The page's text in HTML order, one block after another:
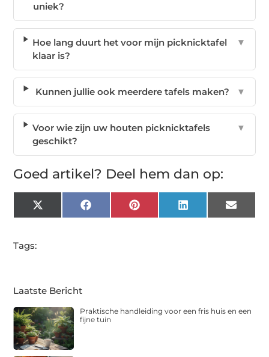
uniek?
Hoe lang duurt het voor mijn picknicktafel
klaar is?
▼
Kunnen jullie ook meerdere tafels maken? ▼
Voor wie zijn uw houten picknicktafels
geschikt?
▼
Goed artikel? Deel hem dan op:
X
(Twitter)
FacebookPinterest LinkedIn Email
Tags:
Laatste Bericht
Praktische handleiding voor een fris huis en een
fijne tuin